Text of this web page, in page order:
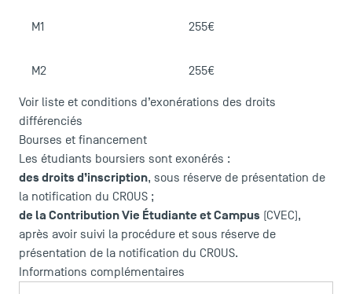
M1 255€
M2 255€
Voir liste et conditions d’exonérations des droits
différenciés
Bourses et financement
Les étudiants boursiers sont exonérés :
des droits d’inscription, sous réserve de présentation de
la notification du CROUS ;
de la Contribution Vie Étudiante et Campus (CVEC),
après avoir suivi la procédure et sous réserve de
présentation de la notification du CROUS.
Informations complémentaires